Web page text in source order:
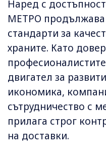
Наред с
МЕТРО
стандарти за
храните. Като
двигател за
икономика,
сътрудничество с
прилага строг
на доставки.